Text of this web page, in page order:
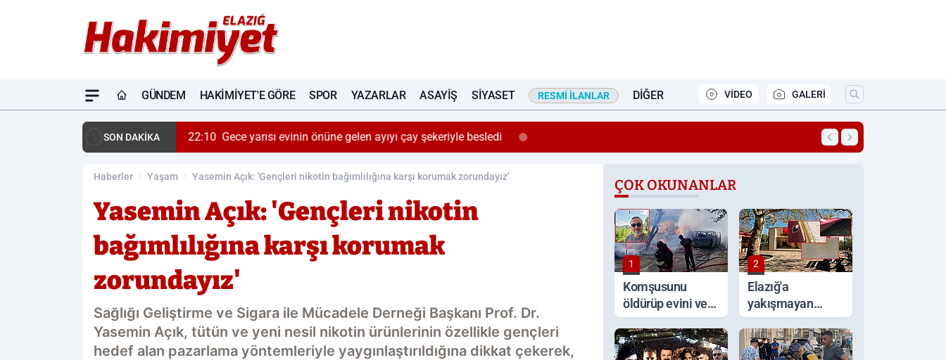
GÜNDEM HAKIMIYET'E GÖRE SPOR YAZARLAR ASAYIŞ SIYASET RESMI İLANLAR DIĞER VİDEO GALERİ
SON DAKİKA 22:10 Gece yarısı evinin önüne gelen ayıyı çay şekeriyle besledi 21:16 Altın ve gümüşte
Haberler Yaşam Yasemin Açık: 'Gençleri nikotin bağımlılığına karşı korumak zorundayız'
Yasemin Açık: 'Gençleri nikotin
bağımlılığına karşı korumak
zorundayız'
Sağlığı Geliştirme ve Sigara ile Mücadele Derneği Başkanı Prof. Dr.
Yasemin Açık, tütün ve yeni nesil nikotin ürünlerinin özellikle gençleri
hedef alan pazarlama yöntemleriyle yaygınlaştırıldığına dikkat çekerek,
ÇOK OKUNANLAR
1
Komşusunu
öldürüp evini ve
aracını ateşe
verdi
2
Elazığ'a
yakışmayan
görüntüler